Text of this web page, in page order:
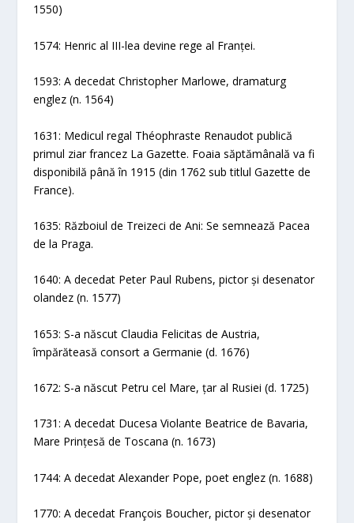
1550)
1574: Henric al III-lea devine rege al Franței.
1593: A decedat Christopher Marlowe, dramaturg
englez (n. 1564)
1631: Medicul regal Théophraste Renaudot publică
primul ziar francez La Gazette. Foaia săptămânală va fi
disponibilă până în 1915 (din 1762 sub titlul Gazette de
France).
1635: Războiul de Treizeci de Ani: Se semnează Pacea
de la Praga.
1640: A decedat Peter Paul Rubens, pictor și desenator
olandez (n. 1577)
1653: S-a născut Claudia Felicitas de Austria,
împărăteasă consort a Germanie (d. 1676)
1672: S-a născut Petru cel Mare, țar al Rusiei (d. 1725)
1731: A decedat Ducesa Violante Beatrice de Bavaria,
Mare Prințesă de Toscana (n. 1673)
1744: A decedat Alexander Pope, poet englez (n. 1688)
1770: A decedat François Boucher, pictor și desenator